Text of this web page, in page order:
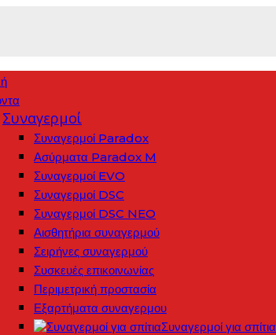
Συναγερμοί
Συναγερμοί Paradox
Ασύρματα Paradox M
Συναγερμοί EVO
Συναγερμοί DSC
Συναγερμοί DSC NEO
Αισθητήρια συναγερμού
Σειρήνες συναγερμού
Συσκευές επικοινωνίας
Περιμετρική προστασία
Εξαρτήματα συναγερμου
Συναγερμοί για σπίτια